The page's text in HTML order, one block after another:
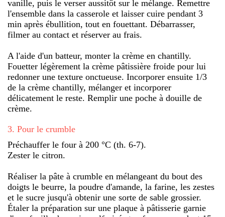
vanille, puis le verser aussitôt sur le mélange. Remettre
l'ensemble dans la casserole et laisser cuire pendant 3
min après ébullition, tout en fouettant. Débarrasser,
filmer au contact et réserver au frais.
A l'aide d'un batteur, monter la crème en chantilly.
Fouetter légèrement la crème pâtissière froide pour lui
redonner une texture onctueuse. Incorporer ensuite 1/3
de la crème chantilly, mélanger et incorporer
délicatement le reste. Remplir une poche à douille de
crème.
3. Pour le crumble
Préchauffer le four à 200 °C (th. 6-7).
Zester le citron.
Réaliser la pâte à crumble en mélangeant du bout des
doigts le beurre, la poudre d'amande, la farine, les zestes
et le sucre jusqu'à obtenir une sorte de sable grossier.
Étaler la préparation sur une plaque à pâtisserie garnie